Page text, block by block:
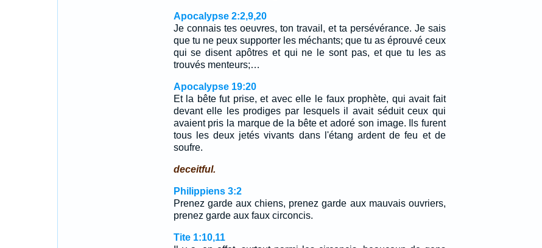
Apocalypse 2:2,9,20
Je connais tes oeuvres, ton travail, et ta persévérance. Je sais
que tu ne peux supporter les méchants; que tu as éprouvé ceux
qui se disent apôtres et qui ne le sont pas, et que tu les as
trouvés menteurs;…
Apocalypse 19:20
Et la bête fut prise, et avec elle le faux prophète, qui avait fait
devant elle les prodiges par lesquels il avait séduit ceux qui
avaient pris la marque de la bête et adoré son image. Ils furent
tous les deux jetés vivants dans l'étang ardent de feu et de
soufre.
deceitful.
Philippiens 3:2
Prenez garde aux chiens, prenez garde aux mauvais ouvriers,
prenez garde aux faux circoncis.
Tite 1:10,11